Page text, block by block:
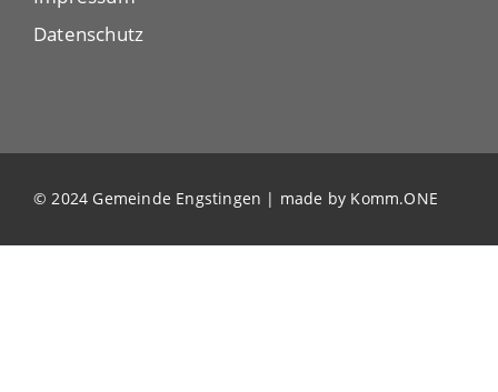
Datenschutz
© 2024 Gemeinde Engstingen | made by Komm.ONE